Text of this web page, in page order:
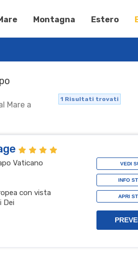
Montagna Estero
Mare a
1 Risultati trovati
Vaticano
con vista
Dei
VEDI
INFO
APRI